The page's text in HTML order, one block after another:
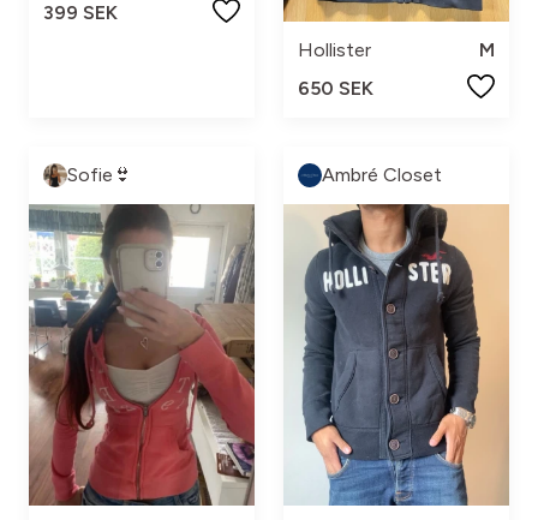
399 SEK
Hollister
M
650 SEK
Sofie👙 Ambré Closet